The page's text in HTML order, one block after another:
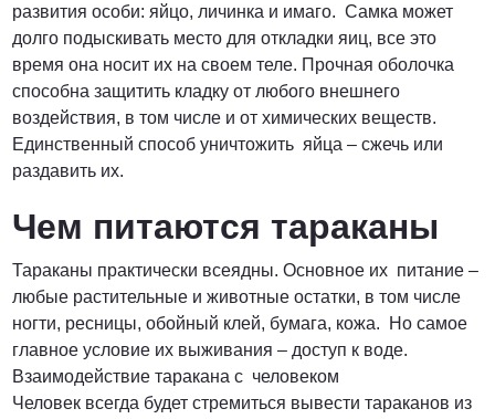
развития особи: яйцо, личинка и имаго. Самка может
долго подыскивать место для откладки яиц, все это
время она носит их на своем теле. Прочная оболочка
способна защитить кладку от любого внешнего
воздействия, в том числе и от химических веществ.
Единственный способ уничтожить яйца – сжечь или
раздавить их.
Чем питаются тараканы
Тараканы практически всеядны. Основное их питание –
любые растительные и животные остатки, в том числе
ногти, ресницы, обойный клей, бумага, кожа. Но самое
главное условие их выживания – доступ к воде.
Взаимодействие таракана с человеком
Человек всегда будет стремиться вывести тараканов из